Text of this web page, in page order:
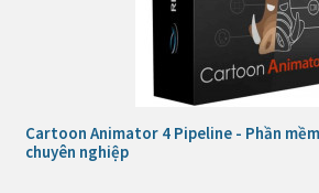
Cartoon Animator 4 Pipeline - Phần
chuyên nghiệp